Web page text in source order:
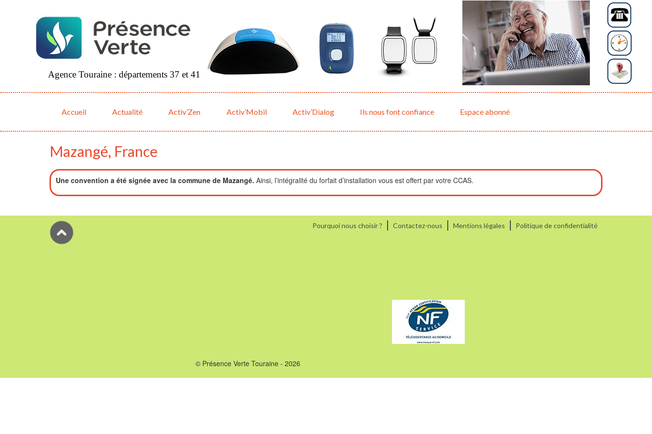
Accueil Actualité Activ’Zen Activ’Mobil Activ’Dialog Ils nous font confiance Espace abonné
Agence Touraine : départements 37 et 41
Mazangé, France
Une convention a été signée avec la commune de Mazangé. Ainsi, l’intégralité du forfait d’installation vous est offert par votre CCAS.
Pourquoi nous choisir ? Contactez-nous Mentions légales Politique de confidentialité
© Présence Verte Touraine - 2026